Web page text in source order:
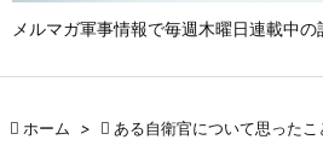
メルマガ軍事情報で毎週木曜日連載中の
 ホーム >  ある自衛官について思ったこ